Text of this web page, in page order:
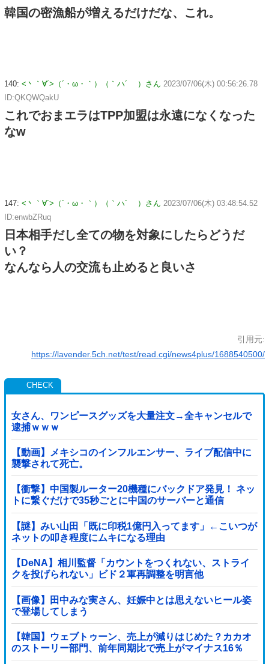
韓国の密漁船が増えるだけだな、これ。
140: <丶｀∀´>（´・ω・｀）（｀ハ´ ）さん 2023/07/06(木) 00:56:26.78
ID:QKQWQakU
これでおまエラはTPP加盟は永遠になくなった
なw
147: <丶｀∀´>（´・ω・｀）（｀ハ´ ）さん 2023/07/06(木) 03:48:54.52
ID:enwbZRuq
日本相手だし全ての物を対象にしたらどうだ
い？
なんなら人の交流も止めると良いさ
引用元:
https://lavender.5ch.net/test/read.cgi/news4plus/1688540500/
女さん、ワンピースグッズを大量注文→全キャンセルで
逮捕ｗｗｗ
【動画】メキシコのインフルエンサー、ライブ配信中に
襲撃されて死亡。
【衝撃】中国製ルーター20機種にバックドア発見！ ネッ
トに繋ぐだけで35秒ごとに中国のサーバーと通信
【謎】みい山田「既に印税1億円入ってます」←こいつが
ネットの叩き程度にムキになる理由
【DeNA】相川監督「カウントをつくれない、ストライ
クを投げられない」ビド２軍再調整を明言他
【画像】田中みな実さん、妊娠中とは思えないヒール姿
で登場してしまう
【韓国】ウェブトゥーン、売上が減りはじめた？カカオ
のストーリー部門、前年同期比で売上がマイナス16％